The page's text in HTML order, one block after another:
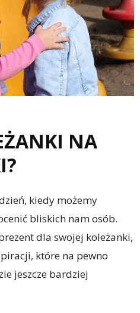
NA
kiedy możemy
bliskich nam osób.
dla swojej koleżanki,
które na pewno
jeszcze bardziej